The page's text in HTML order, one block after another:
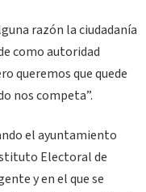
razón la ciudadanía
como autoridad
queremos que quede
nos competa”.
el ayuntamiento
Electoral de
y en el que se